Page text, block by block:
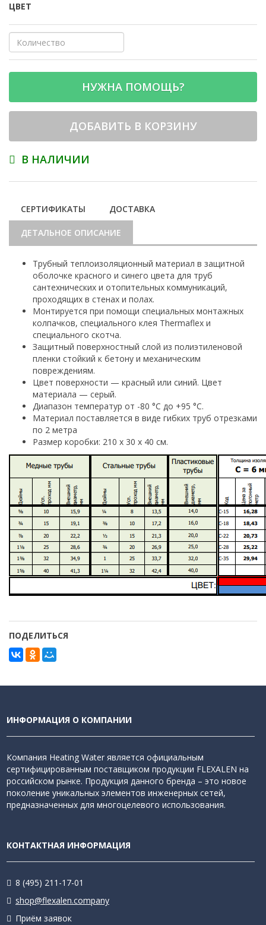
ЦВЕТ
НУЖНА ПОМОЩЬ?
ДОБАВИТЬ В КОРЗИНУ
В НАЛИЧИИ
СЕРТИФИКАТЫ ДОСТАВКА
ДЕТАЛЬНОЕ ОПИСАНИЕ
Трубный теплоизоляционный материал в защитной
оболочке красного и синего цвета для труб
сантехнических и отопительных коммуникаций,
проходящих в стенах и полах.
Монтируется при помощи специальных монтажных
колпачков, специального клея Thermaflex и
специального скотча.
Защитный поверхностный слой из полиэтиленовой
пленки стойкий к бетону и механическим
повреждениям.
Цвет поверхности — красный или синий. Цвет
материала — серый.
Диапазон температур от -80 °С до +95 °С.
Материал поставляется в виде гибких труб отрезками
по 2 метра
Размер коробки: 210 х 30 х 40 см.
ПОДЕЛИТЬСЯ
ИНФОРМАЦИЯ О КОМПАНИИ
Компания Heating Water является официальным
сертифицированным поставщиком продукции FLEXALEN на
российском рынке. Продукция данного бренда – это новое
поколение уникальных элементов инженерных сетей,
предназначенных для многоцелевого использования.
КОНТАКТНАЯ ИНФОРМАЦИЯ
8 (495) 211-17-01
shop@flexalen.company
Приём заявок